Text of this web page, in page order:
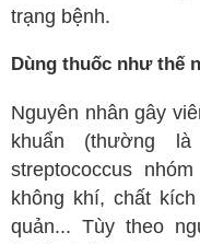
Dưỡng sinh
Châm cứu
Y - Sinh học
Khỏe đẹp
Spa
trạng bệnh.
Dùng thuốc như thế
Nguyên nhân gây
khuẩn (thường là
streptococcus
không khí, chất
quản... Tùy theo